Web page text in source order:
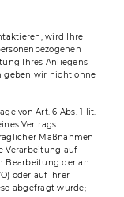
wird Ihre
Ihres Anliegens
geben wir nicht ohne
von Art. 6 Abs. 1 lit.
Vertrags
Maßnahmen
Verarbeitung auf
Bearbeitung der an
oder auf Ihrer
abgefragt wurde;